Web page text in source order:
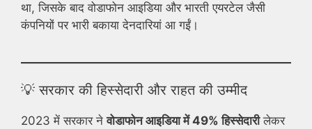
था, जिसके बाद वोडाफोन आइडिया और भारती एयरटेल जैसी
कंपनियों पर भारी बकाया देनदारियां आ गईं।
💡 सरकार की हिस्सेदारी और राहत की उम्मीद
2023 में सरकार नेवोडाफोन आइडिया में 49% हिस्सेदारीलेकर